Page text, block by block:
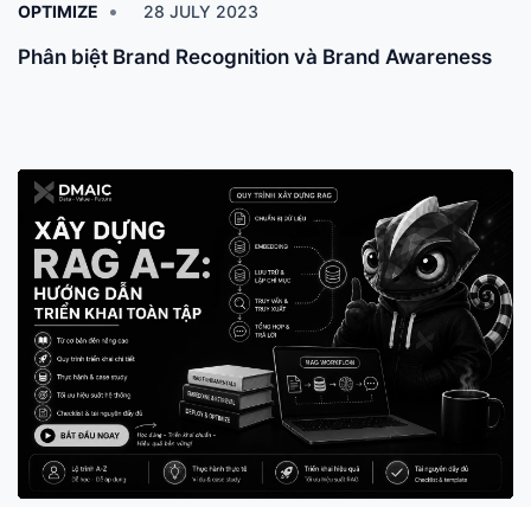
OPTIMIZE 28 JULY 2023
Phân biệt Brand Recognition và Brand Awareness